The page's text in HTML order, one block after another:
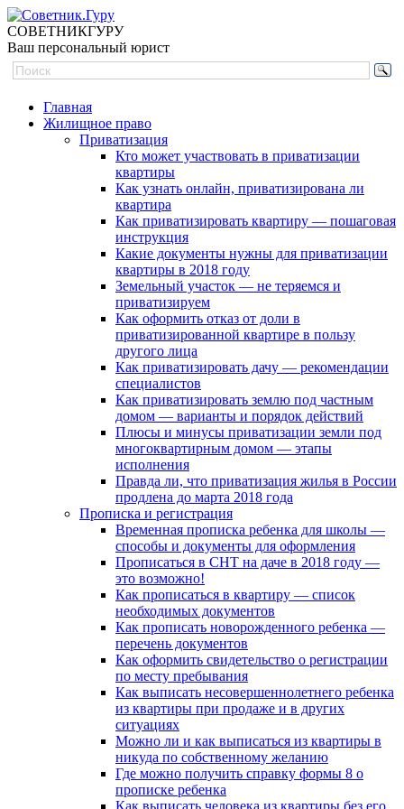
СОВЕТНИКГУРУ
Ваш персональный юрист
Главная
Жилищное право
Приватизация
Кто может участвовать в приватизации
квартиры
Как узнать онлайн, приватизирована ли
квартира
Как приватизировать квартиру — пошаговая
инструкция
Какие документы нужны для приватизации
квартиры в 2018 году
Земельный участок — не теряемся и
приватизируем
Как оформить отказ от доли в
приватизированной квартире в пользу
другого лица
Как приватизировать дачу — рекомендации
специалистов
Как приватизировать землю под частным
домом — варианты и порядок действий
Плюсы и минусы приватизации земли под
многоквартирным домом — этапы
исполнения
Правда ли, что приватизация жилья в России
продлена до марта 2018 года
Прописка и регистрация
Временная прописка ребенка для школы —
способы и документы для оформления
Прописаться в СНТ на даче в 2018 году —
это возможно!
Как прописаться в квартиру — список
необходимых документов
Как прописать новорожденного ребенка —
перечень документов
Как оформить свидетельство о регистрации
по месту пребывания
Как выписать несовершеннолетнего ребенка
из квартиры при продаже и в других
ситуациях
Можно ли и как выписаться из квартиры в
никуда по собственному желанию
Где можно получить справку формы 8 о
прописке ребенка
Как выписать человека из квартиры без его